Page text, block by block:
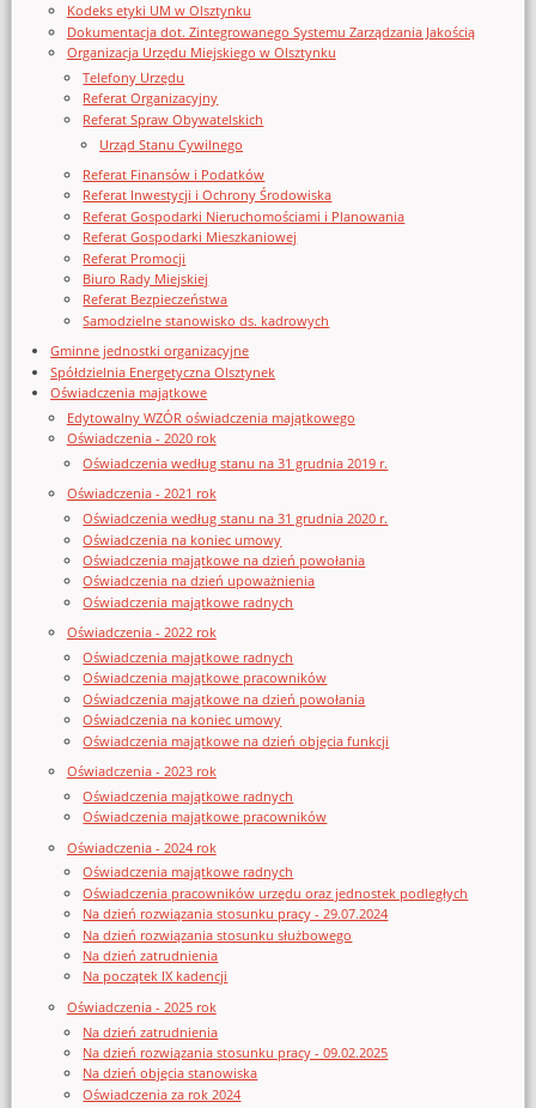
Kodeks etyki UM w Olsztynku
Dokumentacja dot. Zintegrowanego Systemu Zarządzania Jakością
Organizacja Urzędu Miejskiego w Olsztynku
Telefony Urzędu
Referat Organizacyjny
Referat Spraw Obywatelskich
Urząd Stanu Cywilnego
Referat Finansów i Podatków
Referat Inwestycji i Ochrony Środowiska
Referat Gospodarki Nieruchomościami i Planowania
Referat Gospodarki Mieszkaniowej
Referat Promocji
Biuro Rady Miejskiej
Referat Bezpieczeństwa
Samodzielne stanowisko ds. kadrowych
Gminne jednostki organizacyjne
Spółdzielnia Energetyczna Olsztynek
Oświadczenia majątkowe
Edytowalny WZÓR oświadczenia majątkowego
Oświadczenia - 2020 rok
Oświadczenia według stanu na 31 grudnia 2019 r.
Oświadczenia - 2021 rok
Oświadczenia według stanu na 31 grudnia 2020 r.
Oświadczenia na koniec umowy
Oświadczenia majątkowe na dzień powołania
Oświadczenia na dzień upoważnienia
Oświadczenia majątkowe radnych
Oświadczenia - 2022 rok
Oświadczenia majątkowe radnych
Oświadczenia majątkowe pracowników
Oświadczenia majątkowe na dzień powołania
Oświadczenia na koniec umowy
Oświadczenia majątkowe na dzień objęcia funkcji
Oświadczenia - 2023 rok
Oświadczenia majątkowe radnych
Oświadczenia majątkowe pracowników
Oświadczenia - 2024 rok
Oświadczenia majątkowe radnych
Oświadczenia pracowników urzędu oraz jednostek podległych
Na dzień rozwiązania stosunku pracy - 29.07.2024
Na dzień rozwiązania stosunku służbowego
Na dzień zatrudnienia
Na początek IX kadencji
Oświadczenia - 2025 rok
Na dzień zatrudnienia
Na dzień rozwiązania stosunku pracy - 09.02.2025
Na dzień objęcia stanowiska
Oświadczenia za rok 2024